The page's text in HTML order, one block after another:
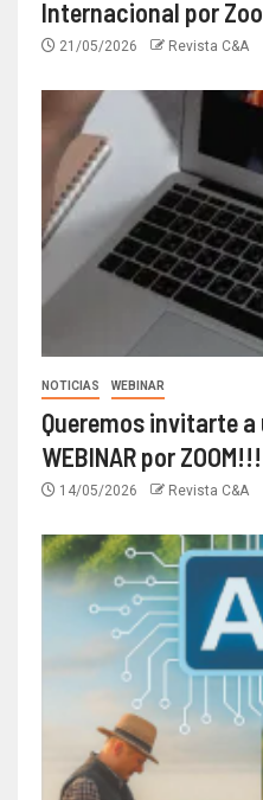
Internacional por
21/05/2026 Revista C&A
NOTICIAS WEBINAR
Queremos invitarte
WEBINAR por ZOOM!!!
14/05/2026 Revista C&A